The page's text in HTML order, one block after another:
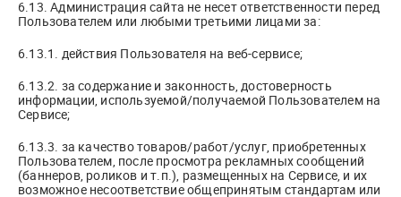
6.13. Администрация сайта не несет ответственности перед
Пользователем или любыми третьими лицами за:
6.13.1. действия Пользователя на веб-сервисе;
6.13.2. за содержание и законность, достоверность
информации, используемой/получаемой Пользователем на
Сервисе;
6.13.3. за качество товаров/работ/услуг, приобретенных
Пользователем, после просмотра рекламных сообщений
(баннеров, роликов и т.п.), размещенных на Сервисе, и их
возможное несоответствие общепринятым стандартам или